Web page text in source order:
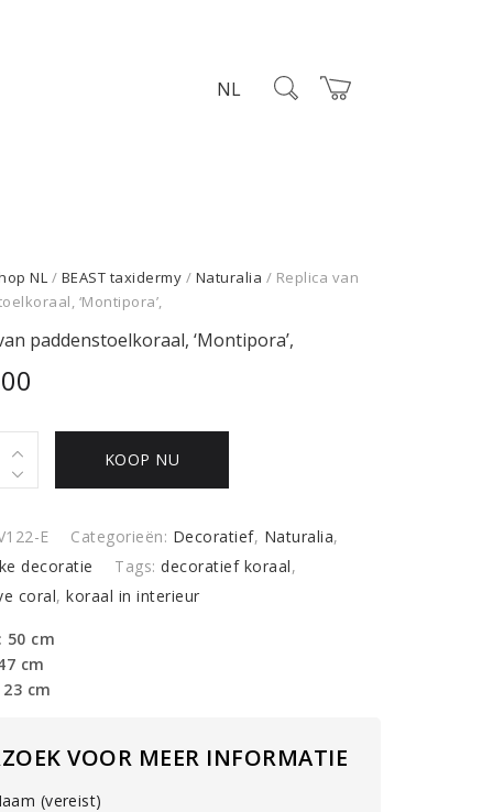
NL
NL / BEAST taxidermy / Naturalia / Replica van
‘Montipora’,
paddenstoelkoraal, ‘Montipora’,
KOOP NU
E Categorieën: Decoratief, Naturalia,
decoratie
Tags:decoratief koraal,
coral,koraal in interieur
50 cm
cm
cm
VOOR MEER INFORMATIE
(vereist)